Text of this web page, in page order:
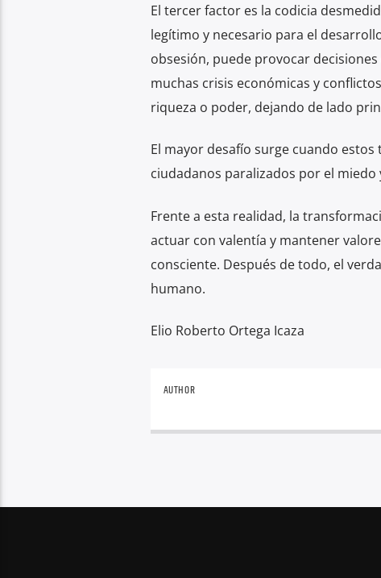
El tercer factor es la codicia
legítimo y necesario para el
obsesión, puede provocar
muchas crisis económicas y
riqueza o poder, dejando de lado
El mayor desafío surge cuando
ciudadanos paralizados por el
Frente a esta realidad, la
actuar con valentía y mantener
consciente. Después de todo, el
humano.
Elio Roberto Ortega Icaza
AUTHOR